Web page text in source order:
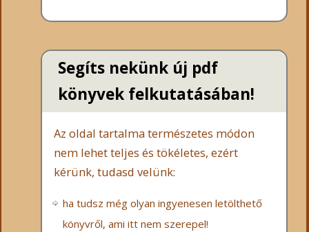
Segíts nekünk új pdf
könyvek felkutatásában!
Az oldal tartalma természetes módon
nem lehet teljes és tökéletes, ezért
kérünk, tudasd velünk:
ha tudsz még olyan ingyenesen letölthető
könyvről, ami itt nem szerepel!